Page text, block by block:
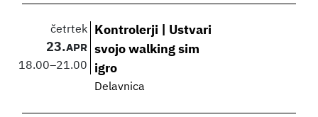
četrtek
23.APR
18.00–21.00
Kontrolerji | Ustvari
svojo walking sim
igro
Delavnica